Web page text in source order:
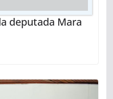
Sophia inspirou
deputada Mara